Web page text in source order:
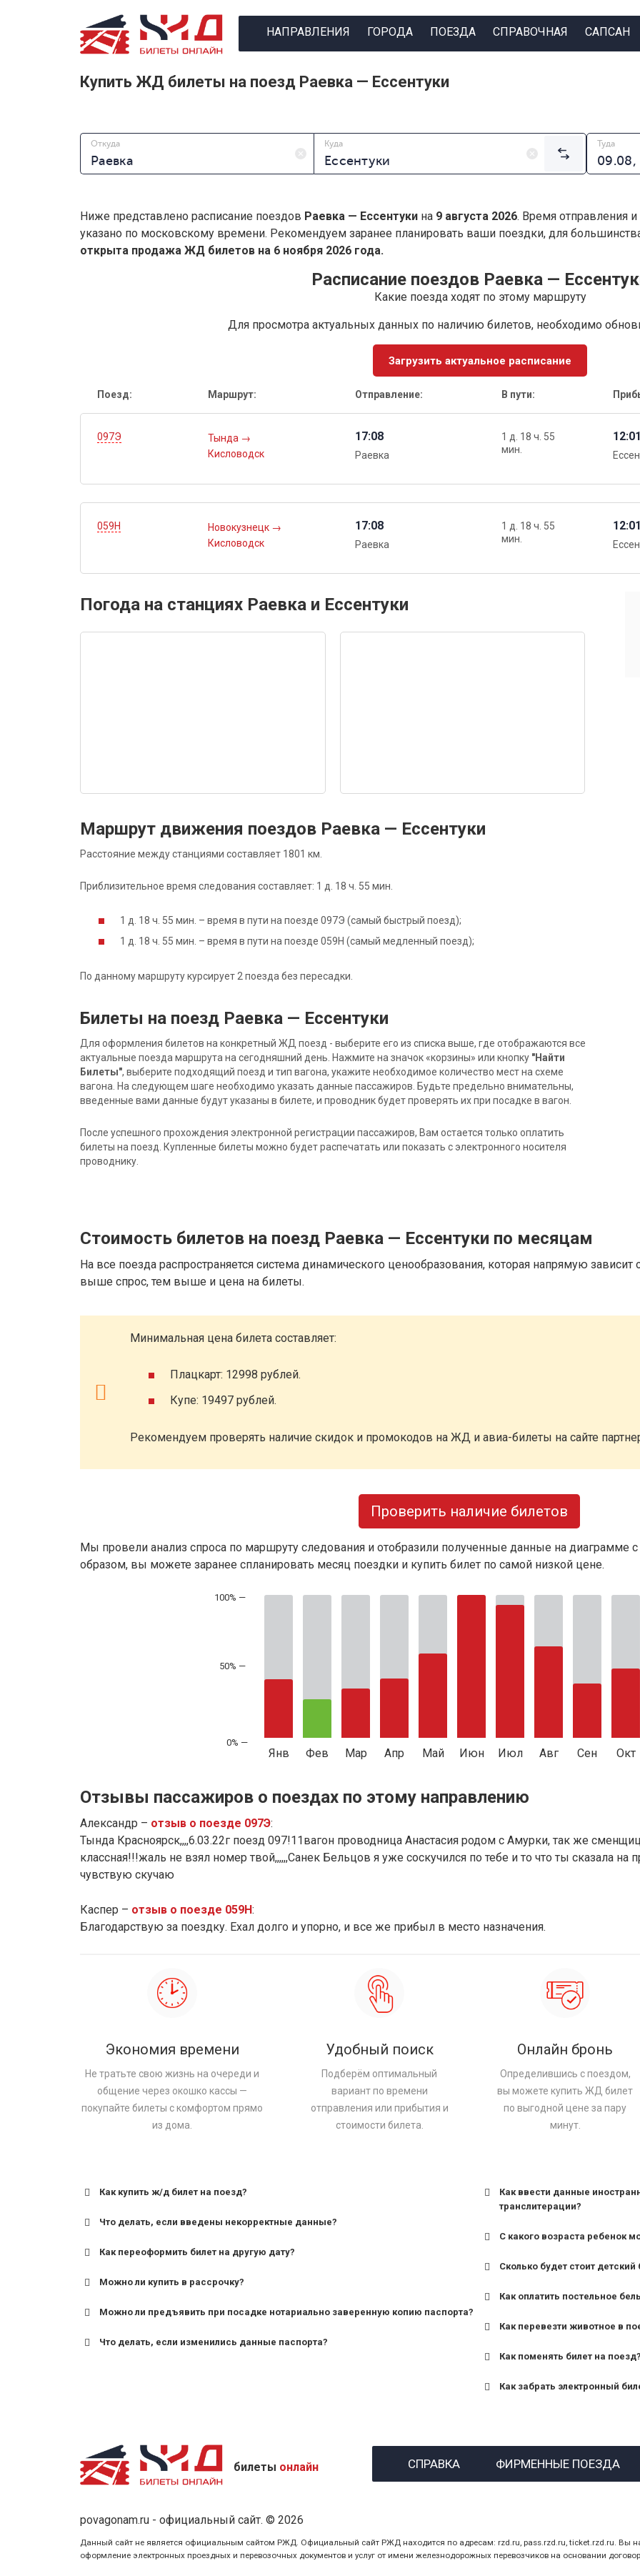
НАПРАВЛЕНИЯ ГОРОДА ПОЕЗДА СПРАВОЧНАЯ САПСАН
Купить ЖД билеты на поезд Раевка — Ессентуки
Откуда Куда Туда
Ниже представлено расписание поездов Раевка — Ессентуки на 9 августа 2026. Время отправления
указано по московскому времени. Рекомендуем заранее планировать ваши поездки, для
открыта продажа ЖД билетов на 6 ноября 2026 года.
Расписание поездов Раевка —
Какие поезда ходят по этому маршруту
Для просмотра актуальных данных по наличию билетов, необходимо
Загрузить актуальное расписание
Поезд: Маршрут: Отправление: В пути:
097Э Тында →
Кисловодск
17:08
Раевка
1 д. 18 ч. 55
мин.
12:01
059Н Новокузнецк →
Кисловодск
17:08
Раевка
1 д. 18 ч. 55
мин.
12:01
Погода на станциях Раевка и Ессентуки
Маршрут движения поездов Раевка — Ессентуки
Расстояние между станциями составляет 1801 км.
Приблизительное время следования составляет: 1 д. 18 ч. 55 мин.
1 д. 18 ч. 55 мин. – время в пути на поезде 097Э (самый быстрый поезд);
1 д. 18 ч. 55 мин. – время в пути на поезде 059Н (самый медленный поезд);
По данному маршруту курсирует 2 поезда без пересадки.
Билеты на поезд Раевка — Ессентуки
Для оформления билетов на конкретный ЖД поезд - выберите его из списка выше, где отображаются все
актуальные поезда маршрута на сегодняшний день. Нажмите на значок «корзины» или кнопку "Найти
Билеты", выберите подходящий поезд и тип вагона, укажите необходимое количество мест на схеме
вагона. На следующем шаге необходимо указать данные пассажиров. Будьте предельно внимательны,
введенные вами данные будут указаны в билете, и проводник будет проверять их при посадке в вагон.
После успешного прохождения электронной регистрации пассажиров, Вам остается только оплатить
билеты на поезд. Купленные билеты можно будет распечатать или показать с электронного носителя
проводнику.
Стоимость билетов на поезд Раевка — Ессентуки по месяцам
На все поезда распространяется система динамического ценообразования, которая напрямую
выше спрос, тем выше и цена на билеты.
Минимальная цена билета составляет:
Плацкарт: 12998 рублей.
Купе: 19497 рублей.
Рекомендуем проверять наличие скидок и промокодов на ЖД и авиа-билеты на сайте
Проверить наличие билетов
Мы провели анализ спроса по маршруту следования и отобразили полученные данные на диаграмме
образом, вы можете заранее спланировать месяц поездки и купить билет по самой низкой цене.
50% —
Янв Фев Мар Апр Май Июн Июл Авг Сен Окт
Отзывы пассажиров о поездах по этому направлению
Александр – отзыв о поезде 097Э:
Тында Красноярск,,,,6.03.22г поезд 097!11вагон проводница Анастасия родом с Амурки, так же
классная!!!жаль не взял номер твой,,,,,,Санек Бельцов я уже соскучился по тебе и то что ты сказала на
чувствую скучаю
Каспер – отзыв о поезде 059Н:
Благодарствую за поездку. Ехал долго и упорно, и все же прибыл в место назначения.
Экономия времени
Не тратьте свою жизнь на очереди и
общение через окошко кассы —
покупайте билеты с комфортом прямо
из дома.
Удобный поиск
Подберём оптимальный
вариант по времени
отправления или прибытия и
стоимости билета.
Онлайн бронь
Определившись с поездом,
вы можете купить ЖД билет
по выгодной цене за пару
минут.
Как купить ж/д билет на поезд?
Что делать, если введены некорректные данные?
Как переоформить билет на другую дату?
Можно ли купить в рассрочку?
Можно ли предъявить при посадке нотариально заверенную копию паспорта?
Что делать, если изменились данные паспорта?
Как ввести данные
транслитерации?
С какого возраста ребенок
для поездов дальнего
Сколько будет стоит детский
Как оплатить постельное
Как перевезти животное в
Как поменять билет на поезд?
Как забрать электронный
назвав кассиру 14-
билеты онлайн СПРАВКА ФИРМЕННЫЕ ПОЕЗДА
povagonam.ru - официальный сайт. © 2026
Данный сайт не является официальным сайтом РЖД. Официальный сайт РЖД находится по адресам: rzd.ru, pass.rzd.ru, ticket.rzd.ru. Вы
оформление электронных проездных и перевозочных документов и услуг от имени железнодорожных перевозчиков на основании